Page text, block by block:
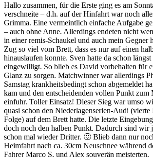
Hallo zusammen, für die Erste ging es am
verschneite – d.h. auf der Hinfahrt war noch
Grimma. Eine vermeintlich einfache Aufgabe
– auch ohne Anne. Allerdings endeten nicht
in einer remis-Schaukel und auch mein Gegner
Zug so viel vom Brett, dass es nur auf einen
hinauslaufen konnte. Sven hatte da schon längst
eingewilligt. So blieb es David vorbehalten für
Glanz zu sorgen. Matchwinner war allerdings
Samstag krankheitsbedingt schon abgemeldet
kam und den entscheidenden vollen Punkt zum
einfuhr. Toller Einsatz! Dieser Sieg war umso
quasi schon den Niederlagenserien-Audi (vierte
Folge) auf dem Brett hatte. Die letzte
doch noch den halben Punkt. Dadurch sind wir
schon mal wieder Dritter. 🙂 Blieb dann nur
Heimfahrt nach ca. 30cm Neuschnee während
Fahrer Marco S. und Alex souverän meisterten.